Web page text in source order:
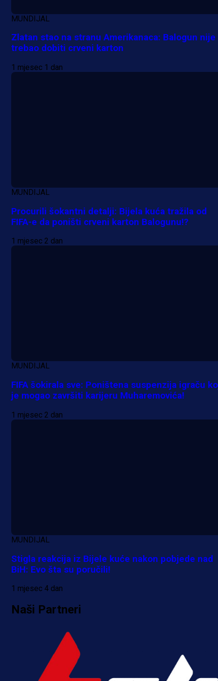
Promo vijesti
Počinje Premijer liga BiH: Pronađi
specijale i iskoristi jedinstvenu
ponudu
MUNDIJAL
Zlatan stao na stranu Amerikanaca: Balogun nije
trebao dobiti crveni karton
1 mjesec 1 dan
MUNDIJAL
Procurili šokantni detalji: Bijela kuća tražila od
FIFA-e da poništi crveni karton Balogunu!?
1 mjesec 2 dan
MUNDIJAL
FIFA šokirala sve: Poništena suspenzija igraču
je mogao završiti karijeru Muharemovića!
1 mjesec 2 dan
MUNDIJAL
Stigla reakcija iz Bijele kuće nakon pobjede nad
BiH: Evo šta su poručili!
1 mjesec 4 dan
Naši Partneri